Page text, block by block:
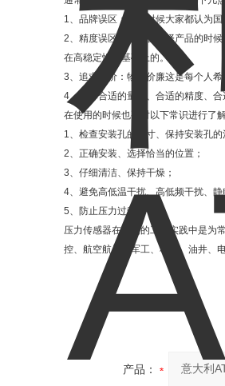
1、品牌误区：很多时候大家都认为
2、精度误区：大家在选择产品的时
在高稳定性的基础上的。
3、追求廉价：物美价廉这是每个人
4、选择合适的量程、合适的精度、
在使用的时候也要对以下常识进行了
1、检查安装孔的尺寸、保持安装孔的
2、正确安装、选择恰当的位置；
3、仔细清洁、保持干燥；
4、避免高低温干扰、高低频干扰、静
5、防止压力过载；
压力传感器在我国的工业实践中是为
控、航空航天、军工、石化、油井、
产品：